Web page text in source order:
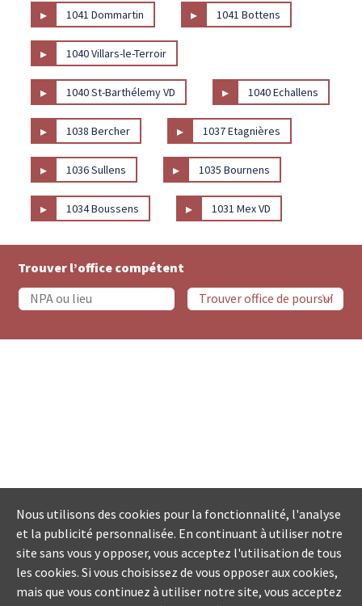
▸ 1041 Dommartin ▸ 1041 Bottens
▸ 1040 Villars-le-Terroir
▸ 1040 St-Barthélemy VD ▸ 1040 Echallens
▸ 1038 Bercher ▸ 1037 Etagnières
▸ 1036 Sullens ▸ 1035 Bournens
▸ 1034 Boussens ▸ 1031 Mex VD
Trouver l’office compétent
Nous utilisons des cookies pour la fonctionnalité, l'analyse
et la publicité personnalisée. En continuant à utiliser notre
site sans vous y opposer, vous acceptez l'utilisation de tous
les cookies. Si vous choisissez de vous opposer aux cookies,
mais que vous continuez à utiliser notre site, vous acceptez